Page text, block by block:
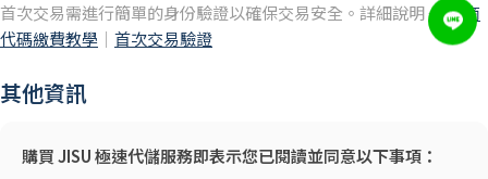
首次交易需進行簡單的身份驗證以確保交易安全。詳細說明 →超商
代碼繳費教學 ｜ 首次交易驗證
其他資訊
購買 JISU 極速代儲服務即表示您已閱讀並同意以下事項：